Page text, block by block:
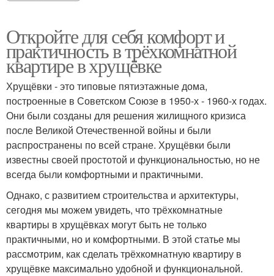
Откройте для себя комфорт и
практичность в трёхкомнатной
квартире в хрущёвке
Хрущёвки - это типовые пятиэтажные дома,
построенные в Советском Союзе в 1950-х - 1960-х годах.
Они были созданы для решения жилищного кризиса
после Великой Отечественной войны и были
распространены по всей стране. Хрущёвки были
известны своей простотой и функциональностью, но не
всегда были комфортными и практичными.
Однако, с развитием строительства и архитектуры,
сегодня мы можем увидеть, что трёхкомнатные
квартиры в хрущёвках могут быть не только
практичными, но и комфортными. В этой статье мы
рассмотрим, как сделать трёхкомнатную квартиру в
хрущёвке максимально удобной и функциональной.